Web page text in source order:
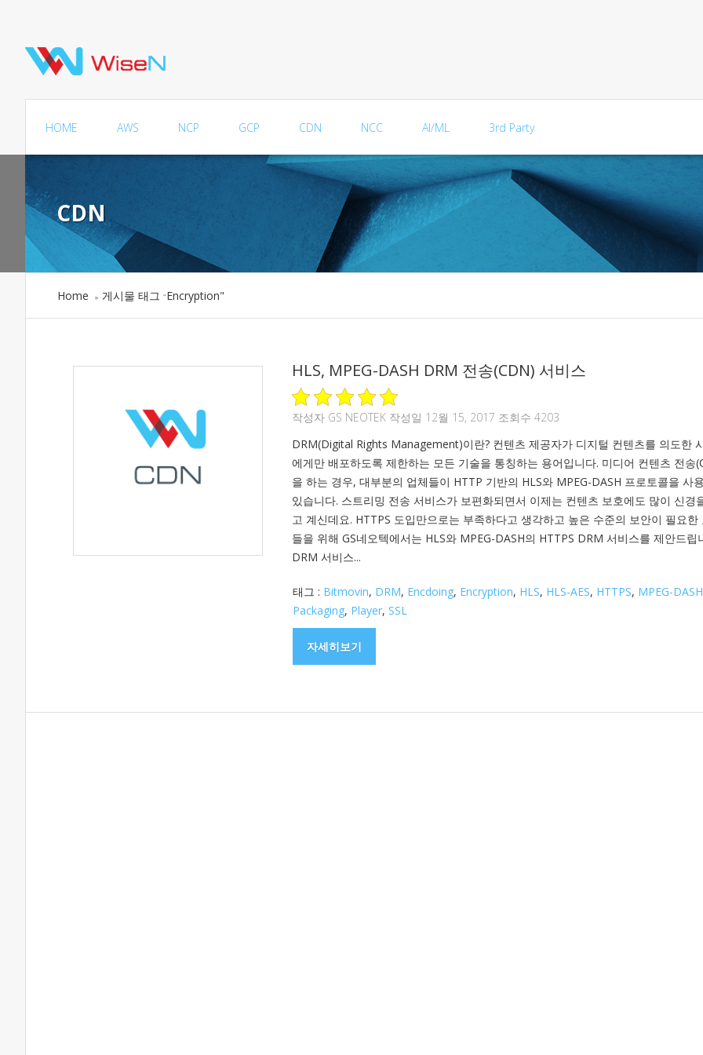
HOME AWS NCP GCP CDN NCC AI/ML 3rd Party
CDN
Home » 게시물 태그 "Encryption"
HLS, MPEG-DASH DRM 전송(CDN) 서비스
작성자 GS NEOTEK 작성일 12월 15, 2017 조회수 4203
DRM(Digital Rights Management)이란? 컨텐츠 제공자가 디지털 컨텐츠를 의도한
에게만 배포하도록 제한하는 모든 기술을 통칭하는 용어입니다. 미디어 컨텐츠 전송
을 하는 경우, 대부분의 업체들이 HTTP 기반의 HLS와 MPEG-DASH 프로토콜을 사
있습니다. 스트리밍 전송 서비스가 보편화되면서 이제는 컨텐츠 보호에도 많이 신경
고 계신데요. HTTPS 도입만으로는 부족하다고 생각하고 높은 수준의 보안이 필요한
들을 위해 GS네오텍에서는 HLS와 MPEG-DASH의 HTTPS DRM 서비스를 제안드립
DRM 서비스...
태그 : Bitmovin, DRM, Encdoing, Encryption, HLS, HLS-AES, HTTPS, MPEG-DASH
Packaging, Player, SSL
자세히보기